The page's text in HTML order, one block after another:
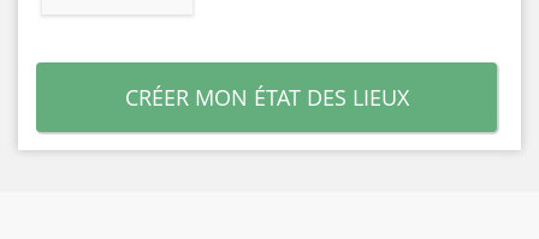
CRÉER MON ÉTAT DES LIEUX